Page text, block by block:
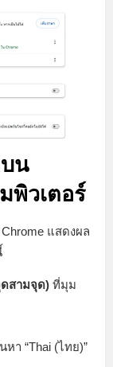
น
พิวเตอร์
แสดงผล
สามจุด) ที่มุม
หา “Thai (ไทย)”